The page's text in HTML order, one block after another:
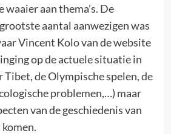
aan thema’s. De
aantal aanwezigen was
Vincent Kolo van de website
op de actuele situatie in
Tibet, de Olympische spelen, de
problemen,…) maar
van de geschiedenis van